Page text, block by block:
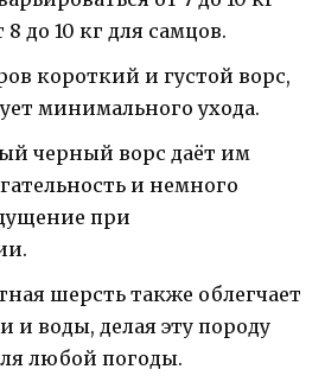
до 10 кг для самцов.
короткий и густой ворс,
минимального ухода.
черный ворс даёт им
и немного
при
шерсть также облегчает
и воды, делая эту породу
любой погоды.